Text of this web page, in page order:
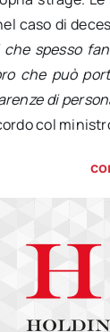
caso di
spesso
che può
di
col